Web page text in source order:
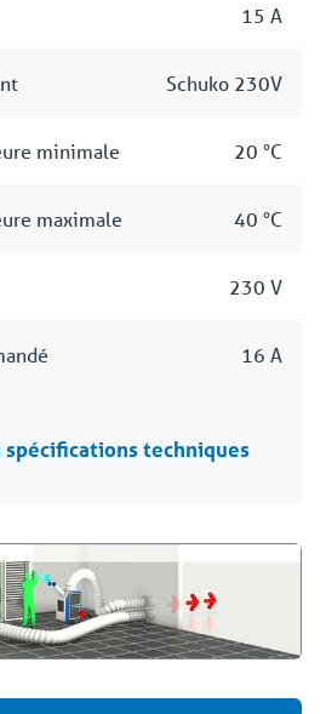
15 A
Schuko 230V
minimale 20 °C
maximale 40 °C
230 V
16 A
spécifications techniques